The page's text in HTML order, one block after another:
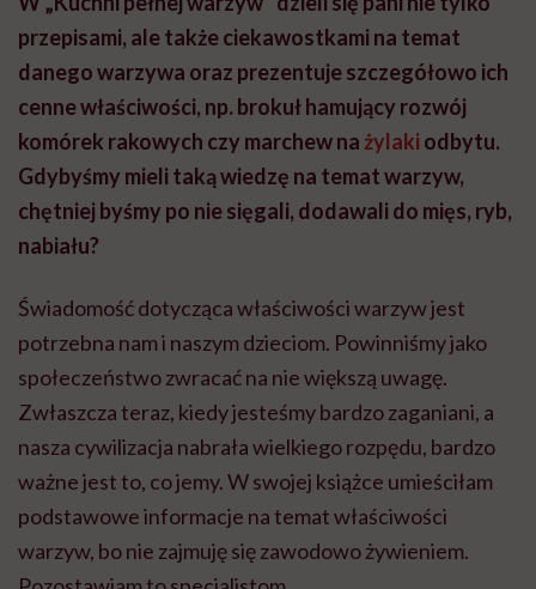
przepisami, ale także ciekawostkami na temat
danego warzywa oraz prezentuje szczegółowo ich
cenne właściwości, np. brokuł hamujący rozwój
komórek rakowych czy marchew na żylaki odbytu.
Gdybyśmy mieli taką wiedzę na temat warzyw,
chętniej byśmy po nie sięgali, dodawali do mięs, ryb,
nabiału?
Świadomość dotycząca właściwości warzyw jest
potrzebna nam i naszym dzieciom. Powinniśmy jako
społeczeństwo zwracać na nie większą uwagę.
Zwłaszcza teraz, kiedy jesteśmy bardzo zaganiani, a
nasza cywilizacja nabrała wielkiego rozpędu, bardzo
ważne jest to, co jemy. W swojej książce umieściłam
podstawowe informacje na temat właściwości
warzyw, bo nie zajmuję się zawodowo żywieniem.